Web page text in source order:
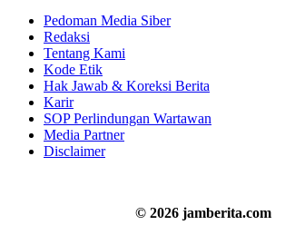
Pedoman Media Siber
Redaksi
Tentang Kami
Kode Etik
Hak Jawab & Koreksi Berita
Karir
SOP Perlindungan Wartawan
Media Partner
Disclaimer
© 2026 jamberita.com